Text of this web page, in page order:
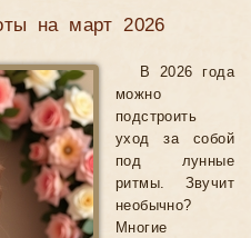
на март 2026
В 2026 года
можно
подстроить
уход за собой
под лунные
ритмы. Звучит
необычно?
Многие